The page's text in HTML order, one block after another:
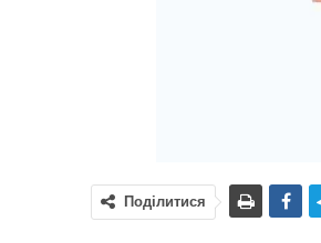
Поділитися